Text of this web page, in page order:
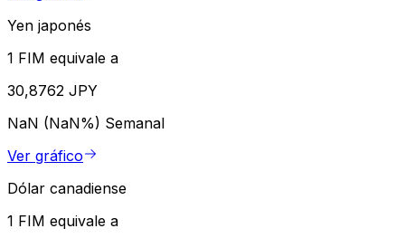
Yen japonés
1 FIM equivale a
30,8762 JPY
NaN (NaN%) Semanal
Ver gráfico
Dólar canadiense
1 FIM equivale a